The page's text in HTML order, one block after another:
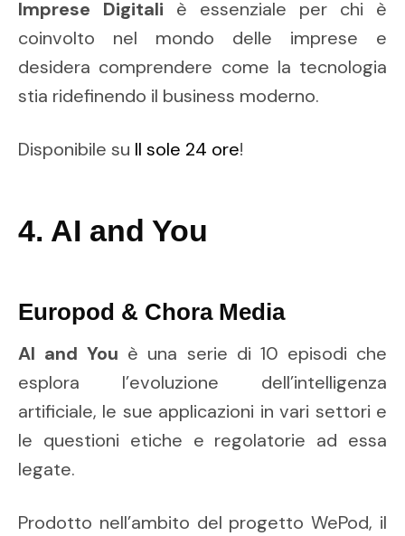
Imprese Digitali è essenziale per chi è
coinvolto nel mondo delle imprese e
desidera comprendere come la tecnologia
stia ridefinendo il business moderno.
Disponibile su Il sole 24 ore!
4. AI and You
Europod & Chora Media
AI and You è una serie di 10 episodi che
esplora l’evoluzione dell’intelligenza
artificiale, le sue applicazioni in vari settori e
le questioni etiche e regolatorie ad essa
legate.
Prodotto nell’ambito del progetto WePod, il